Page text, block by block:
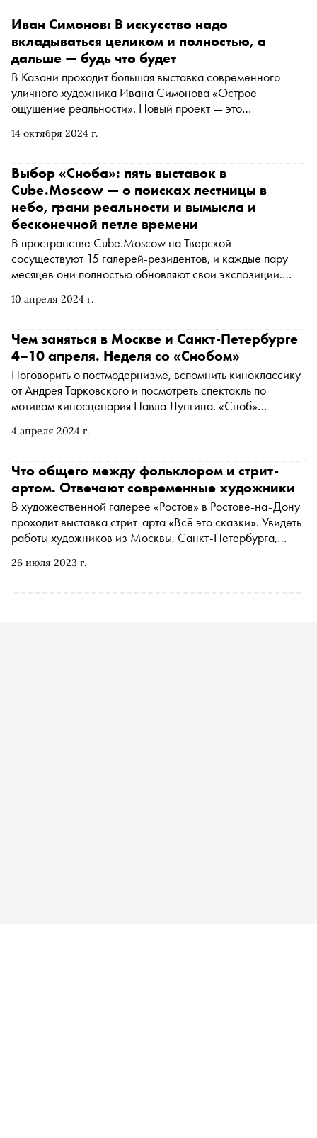
14 октября 2024 г.
Иван Симонов: В искусство надо
вкладываться целиком и полностью, а
дальше — будь что будет
В Казани проходит большая выставка современного
уличного художника Ивана Симонова «Острое
ощущение реальности». Новый проект — это
прошел за семь лет активной работы. В столице
которых еще не видела широкая публика. Специально
для проекта художник создал серию, посвященную
татарской идентичности. «Сноб» пообщался с Иваном
Симоновым и его женой Марусей — арт-менеджером,
продюсером и музой Ивана
10 апреля 2024 г.
Выбор «Сноба»: пять выставок в
Cube.Moscow — о поисках лестницы в
небо, грани реальности и вымысла и
бесконечной петле времени
В пространстве Cube.Moscow на Тверской
сосуществуют 15 галерей-резидентов, и каждые пару
месяцев они полностью обновляют свои экспозиции.
посмотреть до следующего обновления 19 мая. Среди
не имея козырей в кармане, побег из тоскливой
реальности в обволакивающие фантазии, надежда на
светлое будущее во временной петле, размышления о
созидательно-разрушительной силе искусства и ода
родным местам, которые не выгнать из сердца
4 апреля 2024 г.
Чем заняться в Москве и Санкт-Петербурге
4–10 апреля. Неделя со «Снобом»
Поговорить о постмодернизме, вспомнить киноклассику
от Андрея Тарковского и посмотреть спектакль по
мотивам киносценария Павла Лунгина. «Сноб»
ближайшей неделе
26 июля 2023 г.
Что общего между фольклором и стрит-
артом. Отвечают современные художники
В художественной галерее «Ростов» в Ростове-на-Дону
проходит выставка стрит-арта «Всё это сказки». Увидеть
работы художников из Москвы, Санкт-Петербурга,
октября. Специально для «Сноба» кураторы, авторы и